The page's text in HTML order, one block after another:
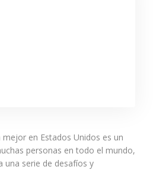
mejor en Estados Unidos es un
personas en todo el mundo,
una serie de desafíos y